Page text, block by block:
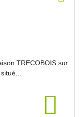
TRECOBOIS sur